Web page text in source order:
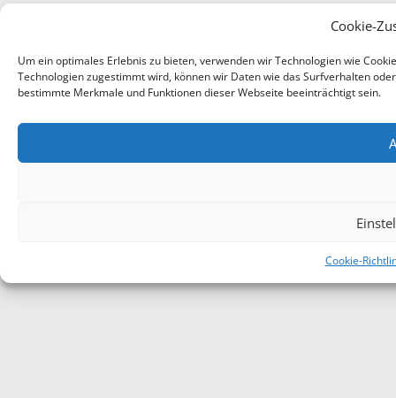
Cookie-
Um ein optimales Erlebnis zu bieten, verwenden wir Technologien wie
Technologien zugestimmt wird, können wir Daten wie das Surfverhalten
bestimmte Merkmale und Funktionen dieser Webseite beeinträchtigt sein.
Cookie-